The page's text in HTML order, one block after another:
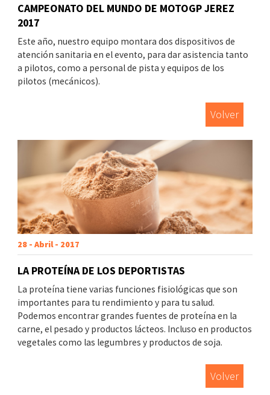
CAMPEONATO DEL MUNDO DE MOTOGP JEREZ
2017
Este año, nuestro equipo montara dos dispositivos de
atención sanitaria en el evento, para dar asistencia tanto
a pilotos, como a personal de pista y equipos de los
pilotos (mecánicos).
Volver
28 - Abril - 2017
LA PROTEÍNA DE LOS DEPORTISTAS
La proteína tiene varias funciones fisiológicas que son
importantes para tu rendimiento y para tu salud.
Podemos encontrar grandes fuentes de proteína en la
carne, el pesado y productos lácteos. Incluso en productos
vegetales como las legumbres y productos de soja.
Volver